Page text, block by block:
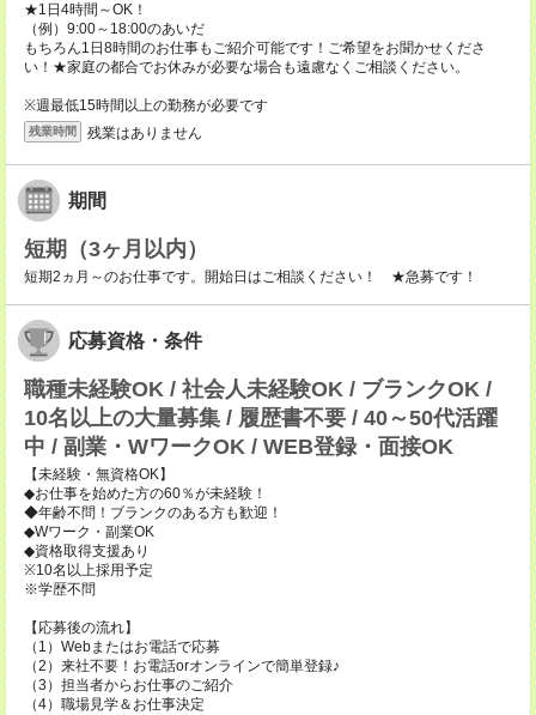
★1日4時間～OK！
（例）9:00～18:00のあいだ
もちろん1日8時間のお仕事もご紹介可能です！ご希望をお聞かせくださ
い！★家庭の都合でお休みが必要な場合も遠慮なくご相談ください。
※週最低15時間以上の勤務が必要です
残業時間 残業はありません
期間
短期（3ヶ月以内）
短期2ヵ月～のお仕事です。開始日はご相談ください！ ★急募です！
応募資格・条件
職種未経験OK / 社会人未経験OK / ブランクOK /
10名以上の大量募集 / 履歴書不要 / 40～50代活躍
中 / 副業・WワークOK / WEB登録・面接OK
【未経験・無資格OK】
◆お仕事を始めた方の60％が未経験！
◆年齢不問！ブランクのある方も歓迎！
◆Wワーク・副業OK
◆資格取得支援あり
※10名以上採用予定
※学歴不問
【応募後の流れ】
（1）Webまたはお電話で応募
（2）来社不要！お電話orオンラインで簡単登録♪
（3）担当者からお仕事のご紹介
（4）職場見学＆お仕事決定